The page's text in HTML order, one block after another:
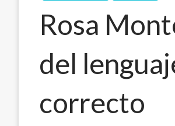
Rosa
del
correcto